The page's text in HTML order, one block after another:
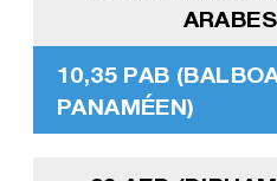
10,35 PAB
PANAMÉEN)